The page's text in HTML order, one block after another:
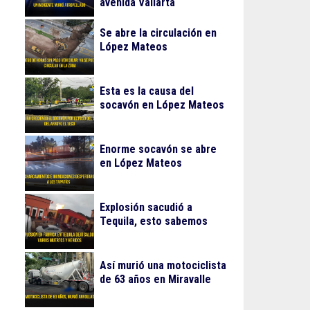
Se abre la circulación en
López Mateos
Esta es la causa del
socavón en López Mateos
Enorme socavón se abre
en López Mateos
Explosión sacudió a
Tequila, esto sabemos
Así murió una motociclista
de 63 años en Miravalle